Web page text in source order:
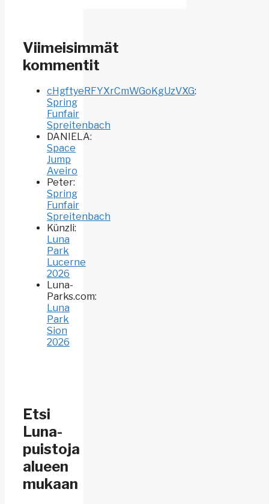
Viimeisimmät
kommentit
cHgftyeRFYXrCmWGoKgUzVXG:
Spring
Funfair
Spreitenbach
DANIELA:
Space
Jump
Aveiro
Peter:
Spring
Funfair
Spreitenbach
Künzli:
Luna
Park
Lucerne
2026
Luna-
Parks.com:
Luna
Park
Sion
2026
Etsi
Luna-
puistoja
alueen
mukaan